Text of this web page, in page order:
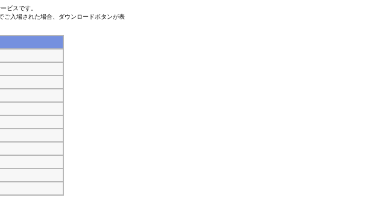
ビスです。
入場された場合、ダウンロードボタンが表